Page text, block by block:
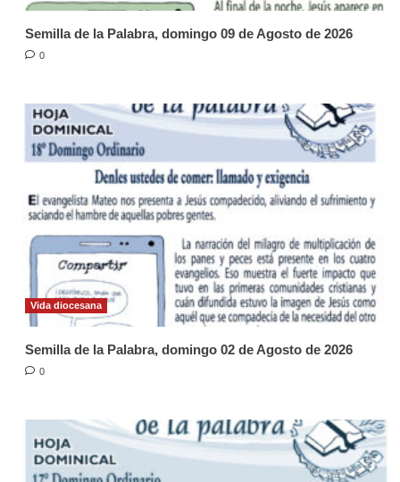
Semilla de la Palabra, domingo 09 de Agosto de 2026
0
Vida diocesana
Semilla de la Palabra, domingo 02 de Agosto de 2026
0